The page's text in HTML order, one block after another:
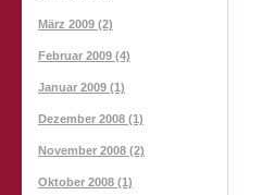
März 2009 (2)
Februar 2009 (4)
Januar 2009 (1)
Dezember 2008 (1)
November 2008 (2)
Oktober 2008 (1)